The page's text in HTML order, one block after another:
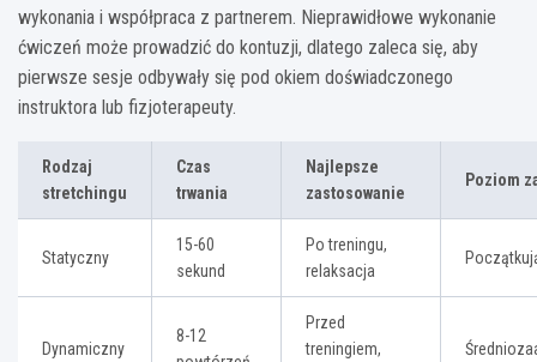
wykonania i współpraca z partnerem. Nieprawidłowe wykonanie
ćwiczeń może prowadzić do kontuzji, dlatego zaleca się, aby
pierwsze sesje odbywały się pod okiem doświadczonego
instruktora lub fizjoterapeuty.
Rodzaj
stretchingu
Czas
trwania
Najlepsze
zastosowanie
Poziom
Statyczny
15-60
sekund
Po treningu,
relaksacja
Dynamiczny
8-12
Przed
treningiem,